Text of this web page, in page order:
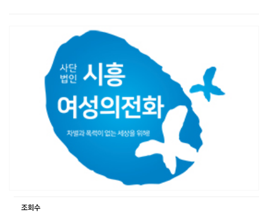
조회수